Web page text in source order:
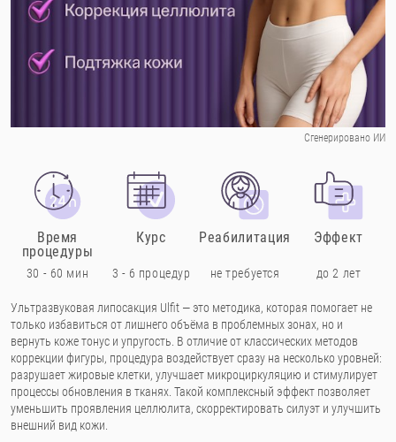
Ультразвуковая липосакция Ulfit — это методика, которая помогает не
только избавиться от лишнего объёма в проблемных зонах, но и
вернуть коже тонус и упругость. В отличие от классических методов
коррекции фигуры, процедура воздействует сразу на несколько уровней:
разрушает жировые клетки, улучшает микроциркуляцию и стимулирует
процессы обновления в тканях. Такой комплексный эффект позволяет
уменьшить проявления целлюлита, скорректировать силуэт и улучшить
внешний вид кожи.
Сгенерировано ИИ
Время
процедуры
30 - 60 мин
Курс
3 - 6 процедур
Реабилитация
не требуется
Эффект
до 2 лет